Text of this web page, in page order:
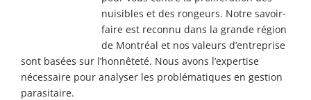
nuisibles et des rongeurs. Notre savoir-
faire est reconnu dans la grande région
de Montréal et nos valeurs d’entreprise
sont basées sur l’honnêteté. Nous avons l’expertise
nécessaire pour analyser les problématiques en gestion
parasitaire.